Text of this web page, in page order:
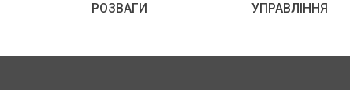
РОЗВАГИ
УПРАВЛІННЯ